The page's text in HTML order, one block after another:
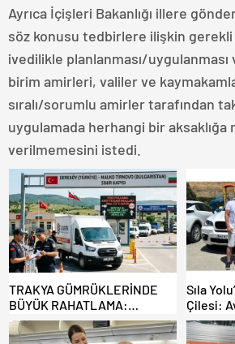
Ayrıca İçişleri Bakanlığı illere
söz konusu tedbirlere ilişkin gerekli
ivedilikle planlanması/
birim amirleri, valiler ve
sıralı/sorumlu amirler tarafından
uygulamada herhangi bir aksaklığa
verilmemesini istedi.
TRAKYA GÜMRÜKLERİNDE
BÜYÜK RAHATLAMA:
DEREKÖY HAFİF TİCARİ
ARAÇLARA AÇILIYOR!
Sıla
Çilesi: